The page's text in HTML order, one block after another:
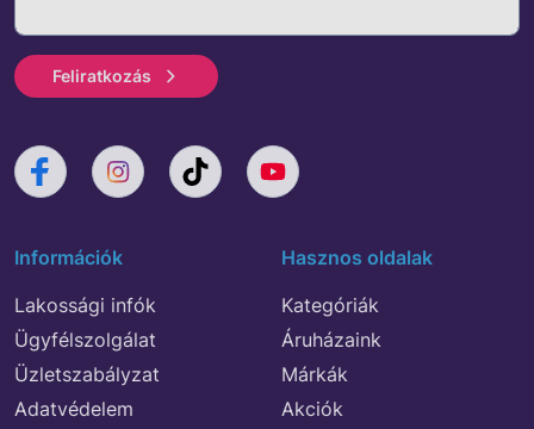
Feliratkozás
Információk
Lakossági infók
Ügyfélszolgálat
Üzletszabályzat
Adatvédelem
Hasznos oldalak
Kategóriák
Áruházaink
Márkák
Akciók